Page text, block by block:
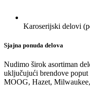
Karoserijski delovi
Sjajna ponuda delova
Nudimo širok asortiman
uključujući brendove
MOOG, Hazet,